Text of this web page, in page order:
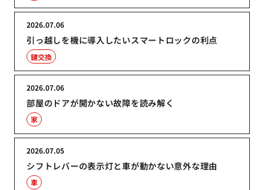
引っ越しを機に導入したいスマートロックの利点
2026.07.06
鍵交換
部屋のドアが開かない故障を読み解く
2026.07.06
家
シフトレバーの表示灯と車が動かない意外な理由
2026.07.05
車